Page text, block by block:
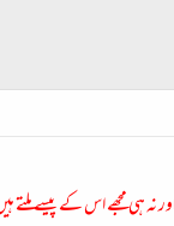
نہ ہی مجھے اس کے پیسے